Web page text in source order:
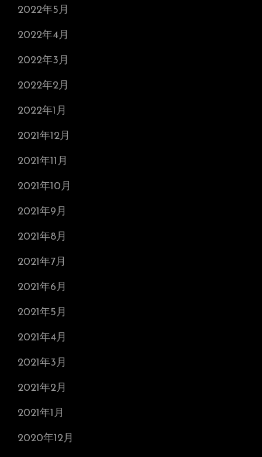
2022年5月
2022年4月
2022年3月
2022年2月
2022年1月
2021年12月
2021年11月
2021年10月
2021年9月
2021年8月
2021年7月
2021年6月
2021年5月
2021年4月
2021年3月
2021年2月
2021年1月
2020年12月